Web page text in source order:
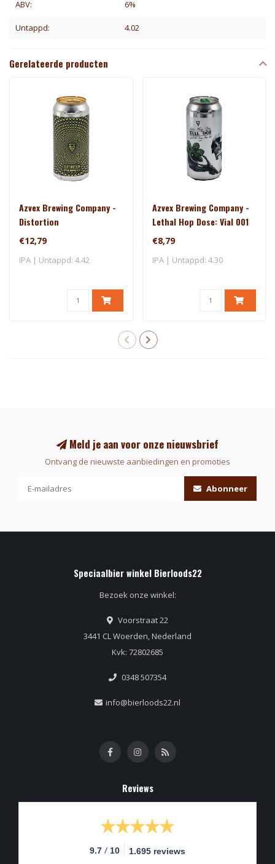
ABV: 6%
Untappd: 4.02
Gerelateerde producten
Azvex Brewing Company -
Distortion
€12,79
IPA | Untappd: 4.42
Azvex Brewing Company -
Lethal Hop Dose: Vial 001
€8,79
IPA | Untappd: 4.30
Meld je aan voor onze nieuwsbrief
Ontvang de nieuwste aanbiedingen en promoties
Abonneer
Speciaalbier winkel Bierloods22
Bezoek onze winkel:
Voorstraat 22
3441 CL Woerden, Nederland
Kvk: 72802685
0348 507354
info@bierloods22.nl
Reviews
9.7 / 10 1.695 reviews